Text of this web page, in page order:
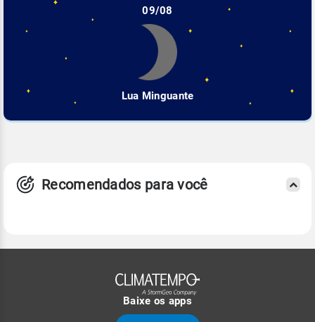
09/08
Lua Minguante
Recomendados para você
Baixe os apps